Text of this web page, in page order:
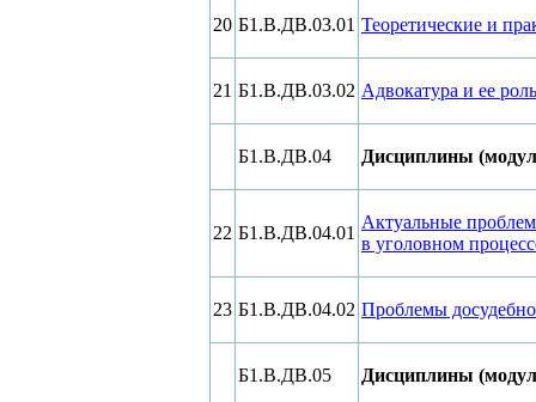
20 Б1.В.ДВ.03.01 Теоретические и
21 Б1.В.ДВ.03.02 Адвокатура и ее
Б1.В.ДВ.04 Дисциплины
22 Б1.В.ДВ.04.01
Актуальные
в уголовном
23 Б1.В.ДВ.04.02 Проблемы
Б1.В.ДВ.05 Дисциплины